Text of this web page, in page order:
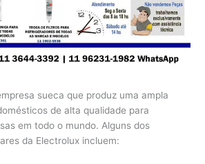
sueca que produz uma ampla
de alta qualidade para
em todo o mundo. Alguns dos
da Electrolux incluem: